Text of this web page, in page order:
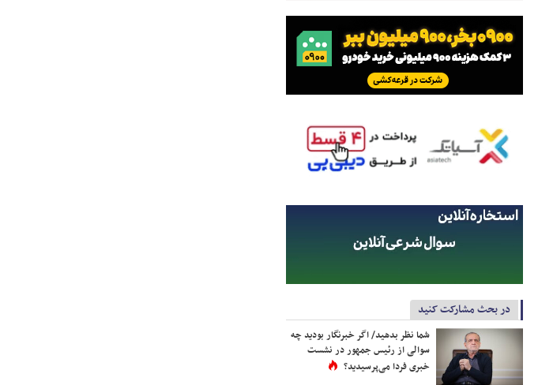
در بحث مشارکت کنید
شما نظر بدهید/ اگر خبرنگار بودید چه
سوالی از رئیس جمهور در نشست
خبری فردا می‌پرسیدید؟